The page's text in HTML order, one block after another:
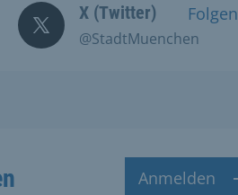
X (Twitter)
@StadtMuenchen
Folgen
Anmelden